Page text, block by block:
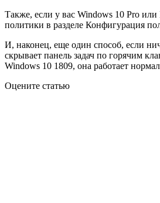
Также, если у вас Windows 10 Pro или
политики в разделе Конфигурация
И, наконец, еще один способ, если
скрывает панель задач по горячим
Windows 10 1809, она работает
Оцените статью